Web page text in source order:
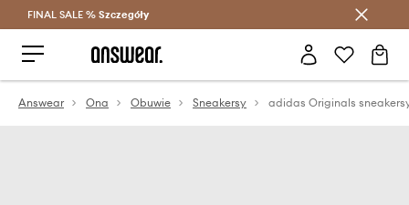
Oszczędzaj z Answear Club >
FINAL SALE % Szczegóły
Answear Ona Obuwie Sneakersy